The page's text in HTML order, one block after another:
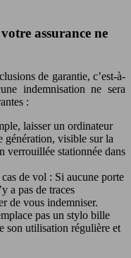
assurance ne
de garantie, c’est-à-
indemnisation ne sera
:
laisser un ordinateur
génération, visible sur la
verrouillée stationnée dans
de vol : Si aucune porte
a pas de traces
de vous indemniser.
pas un stylo bille
son utilisation régulière et